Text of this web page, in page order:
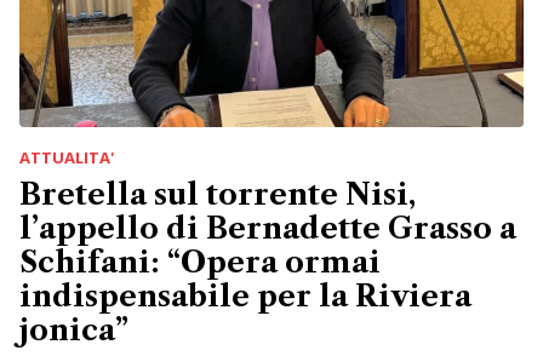
ATTUALITA'
Bretella sul torrente Nisi,
l’appello di Bernadette Grasso a
Schifani: “Opera ormai
indispensabile per la Riviera
jonica”